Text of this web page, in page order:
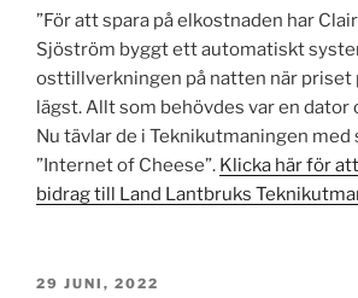
”För att spara på elkostnaden har
Sjöström byggt ett automatiskt
osttillverkningen på natten när priset
lägst. Allt som behövdes var en dator
Nu tävlar de i Teknikutmaningen
”Internet of Cheese”. Klicka här för
bidrag till Land Lantbruks
PUBLICERAT
29 JUNI, 2022